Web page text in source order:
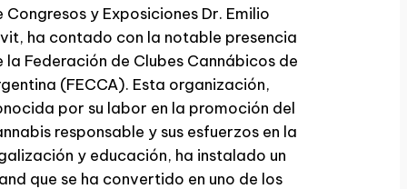
Congresos y Exposiciones Dr. Emilio
ha contado con la notable presencia
la Federación de Clubes Cannábicos de
(FECCA). Esta organización,
por su labor en la promoción del
responsable y sus esfuerzos en la
y educación, ha instalado un
que se ha convertido en uno de los